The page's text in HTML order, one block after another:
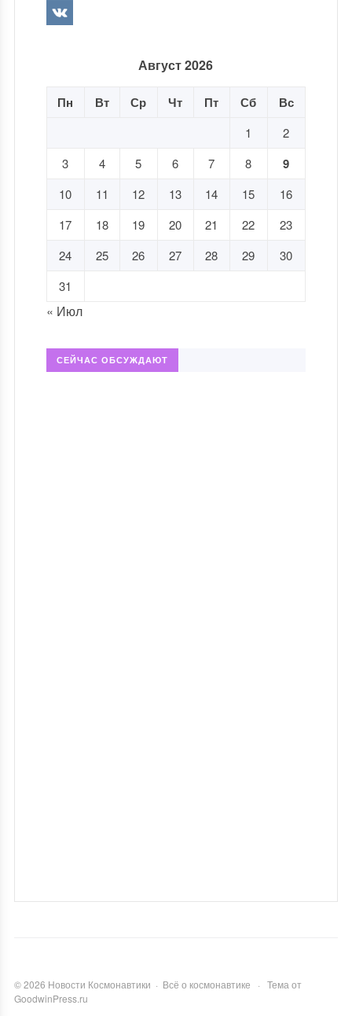
Август 2026
Пн Вт Ср Чт Пт Сб Вс
1
2
3
4 5 6 7 8 9
10 11 12 13 14 15
16
17
18 19 20 21 22
23
24
25 26 27 28 29
30
31
« Июл
СЕЙЧАС ОБСУЖДАЮТ
©2026 Новости Космонавтики · Всё о космонавтике · Тема от
GoodwinPress.ru